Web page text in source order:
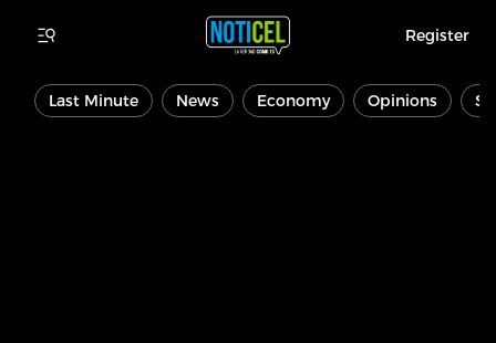
Register
Last Minute News Economy Opinions